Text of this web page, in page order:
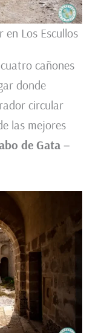
en Los Escullos
cañones
donde
circular
las mejores
de Gata –